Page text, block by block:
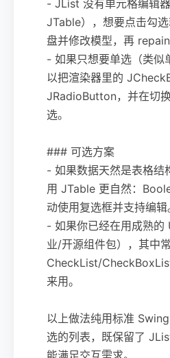
- JList 没有单元格编辑
JTable），想要点击勾
盘并修改模型，再 repaint
- 如果只想要单选（类似
以把渲染器里的
JRadioButton，并在切
选。
### 可选方案
- 如果数据天然是表格结
用 JTable 更自然：
动使用复选框并支持编辑
- 如果你已经在用成熟的
业/开源组件包），其中
CheckList/
来用。
以上做法纯用标准
选的列表，既保留了
能满足交互需求。